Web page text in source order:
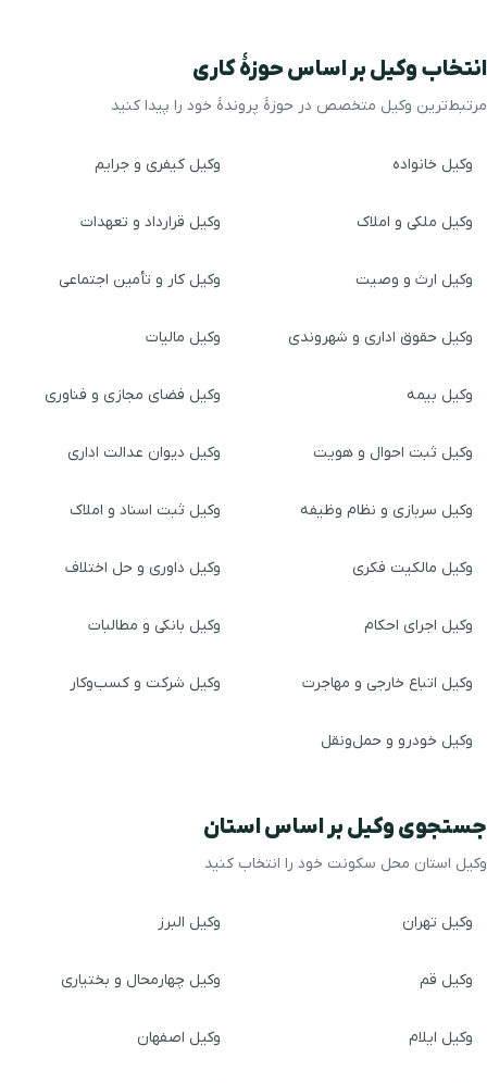
انتخاب وکیل بر اساس حوزهٔ کاری
مرتبط‌ترین وکیل متخصص در حوزهٔ پروندهٔ خود را پیدا کنید
وکیل خانواده وکیل کیفری و جرایم
وکیل ملکی و املاک وکیل قرارداد و تعهدات
وکیل ارث و وصیت وکیل کار و تأمین اجتماعی
وکیل حقوق اداری و شهروندی وکیل مالیات
وکیل بیمه وکیل فضای مجازی و فناوری
وکیل ثبت احوال و هویت وکیل دیوان عدالت اداری
وکیل سربازی و نظام وظیفه وکیل ثبت اسناد و املاک
وکیل مالکیت فکری وکیل داوری و حل اختلاف
وکیل اجرای احکام وکیل بانکی و مطالبات
وکیل اتباع خارجی و مهاجرت وکیل شرکت و کسب‌وکار
وکیل خودرو و حمل‌ونقل
جستجوی وکیل بر اساس استان
وکیل استان محل سکونت خود را انتخاب کنید
وکیل تهران وکیل البرز
وکیل قم وکیل چهارمحال و بختیاری
وکیل ایلام وکیل اصفهان